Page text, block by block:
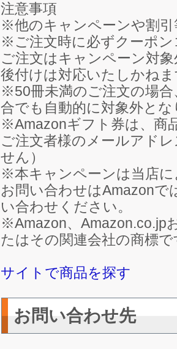
注意事項
※他のキャンペーンや割
※ご注文時に必ずクーポ
ご注文はキャンペーン対
後付けは対応いたしかね
※50冊未満のご注文の場
合でも自動的に対象外と
※Amazonギフト券は、商
ご注文者様のメールアド
せん）
※本キャンペーンは当店
お問い合わせはAmazon
い合わせください。
※Amazon、Amazon.co.jp
たはその関連会社の商標で
サイトで商品を探す
お問い合わせ先